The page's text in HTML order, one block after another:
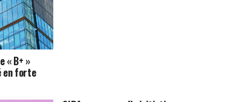
« B+ »
en forte